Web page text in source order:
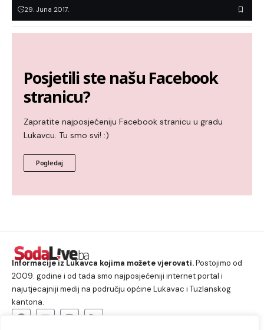
29. Juna 2017.
Posjetili ste našu Facebook
stranicu?
Zapratite najposjećeniju Facebook stranicu u gradu
Lukavcu. Tu smo svi! :)
Pogledaj
Informacije iz Lukavca kojima možete vjerovati.Postojimo od
2009. godine i od tada smo najposjećeniji internet portal i
najutjecajniji medij na području općine Lukavac i Tuzlanskog
kantona.